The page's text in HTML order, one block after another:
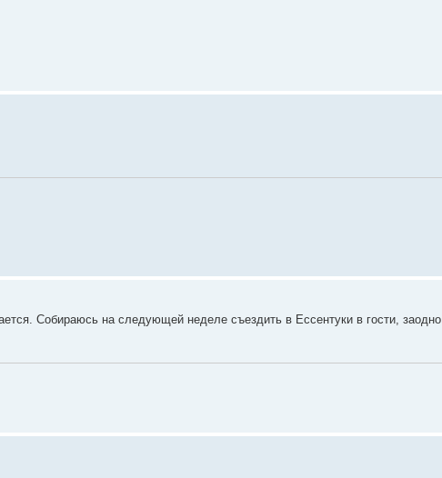
Собираюсь на следующей неделе съездить в Ессентуки в гости, заодно